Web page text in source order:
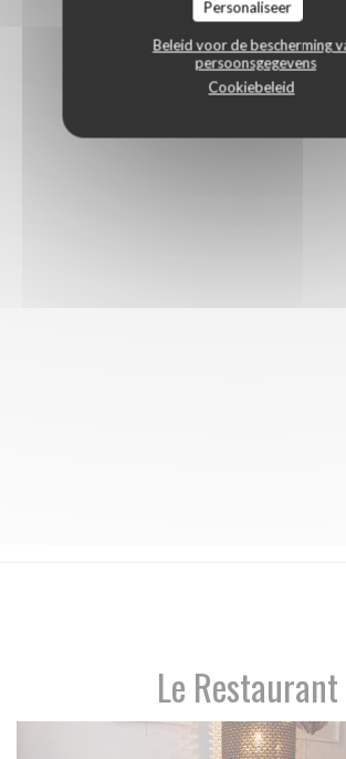
Personaliseer
Beleid voor de bescherming
persoonsgegevens
Cookiebeleid
Le Restaurant